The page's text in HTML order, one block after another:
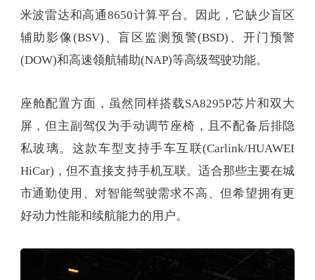
米波雷达和高通8650计算平台。因此，它缺少盲区
辅助影像(BSV)、盲区监测预警(BSD)、开门预警
(DOW)和高速领航辅助(NAP)等高级驾驶功能。
座舱配置方面，虽然同样搭载SA8295P芯片和双大
屏，但主副驾仅为手动调节座椅，且不配备后排隐
私玻璃。这款车型支持手车互联(Carlink/HUAWEI
HiCar)，但不直接支持手机互联。适合那些主要在城
市通勤使用、对智能驾驶需求不高、但希望拥有更
好动力性能和续航能力的用户。